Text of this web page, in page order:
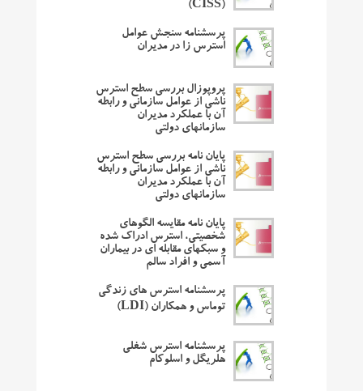
(CISS)
پرسشنامه سنجش عوامل
استرس زا در مدیران
پروپوزال بررسی سطح استرس
ناشی از عوامل سازمانی و رابطه
آن با عملکرد مدیران
سازمانهای دولتی
پایان نامه بررسی سطح استرس
ناشی از عوامل سازمانی و رابطه
آن با عملکرد مدیران
سازمانهای دولتی
پایان نامه مقایسه الگوهای
شخصیتی، استرس ادراک شده
و سبکهای مقابله ای در بیماران
آسمی و افراد سالم
پرسشنامه استرس های زندگی
توماس و همکاران (LDI)
پرسشنامه استرس شغلی
هلریگل و اسلوکام